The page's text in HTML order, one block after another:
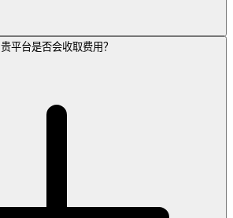
贵平台是否会收取费用？